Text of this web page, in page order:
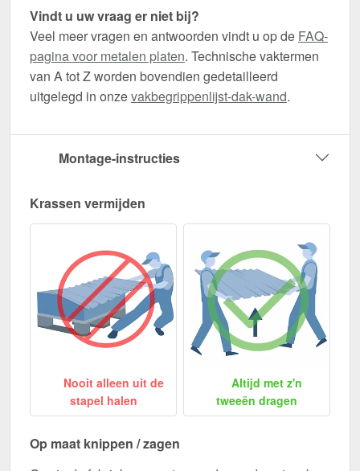
Vindt u uw vraag er niet bij?
Veel meer vragen en antwoorden vindt u op de FAQ-
pagina voor metalen platen. Technische vaktermen
van A tot Z worden bovendien gedetailleerd
uitgelegd in onzevakbegrippenlijst-dak-wand.
Montage-instructies
Krassen vermijden
Nooit alleen uit de
stapel halen
Altijd met z'n
tweeën dragen
Op maat knippen / zagen